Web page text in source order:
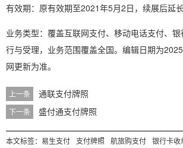
有效期：原有效期至2021年5月2日，续展后延
业务类型：覆盖互联网支付、移动电话支付、
行与受理，业务范围覆盖全国。编辑日期为
网更新为准。‌
上一条 通联支付牌照
下一条 盛付通支付牌照
本文标签： 易生支付 支付牌照 航旅购支付 银行卡收